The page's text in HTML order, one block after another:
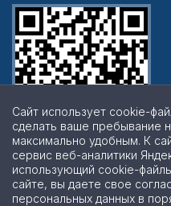
Сайт использует cookie-
сделать ваше пребывание
максимально удобным. К
сервис веб-аналитики
использующий cookie-
сайте, вы даете свое
персональных данных в